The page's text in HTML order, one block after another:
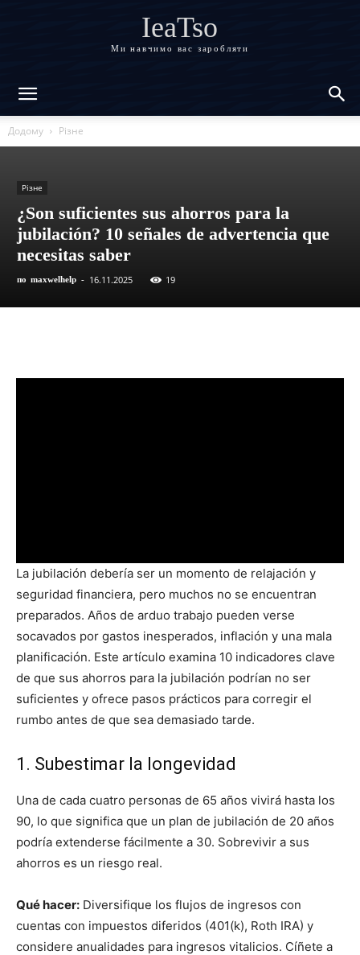
IeaTso
Ми навчимо вас заробляти
Додому Різне
Різне
¿Son suficientes sus ahorros para la
jubilación? 10 señales de advertencia que
necesitas saber
по maxwelhelp - 16.11.2025 19
La jubilación debería ser un momento de relajación y
seguridad financiera, pero muchos no se encuentran
preparados. Años de arduo trabajo pueden verse
socavados por gastos inesperados, inflación y una mala
planificación. Este artículo examina 10 indicadores clave
de que sus ahorros para la jubilación podrían no ser
suficientes y ofrece pasos prácticos para corregir el
rumbo antes de que sea demasiado tarde.
1. Subestimar la longevidad
Una de cada cuatro personas de 65 años vivirá hasta los
90, lo que significa que un plan de jubilación de 20 años
podría extenderse fácilmente a 30. Sobrevivir a sus
ahorros es un riesgo real.
Qué hacer: Diversifique los flujos de ingresos con
cuentas con impuestos diferidos (401(k), Roth IRA) y
considere anualidades para ingresos vitalicios. Cíñete a